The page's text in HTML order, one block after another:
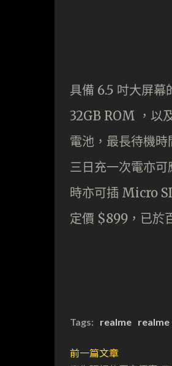
具備 6.5 吋大屏幕
32GB ROM ，以
電池，最長待機
三日充一次電亦
時亦可插 Micro
定價 $899，已於
Tags: realme realme
前一篇文章